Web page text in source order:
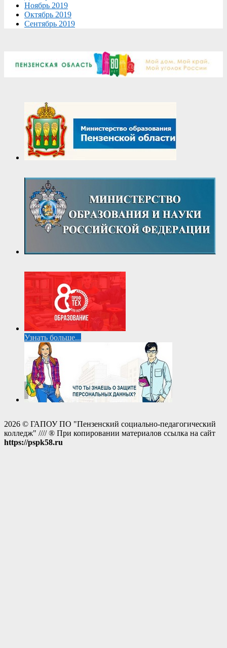
Ноябрь 2019
Октябрь 2019
Сентябрь 2019
Узнать больше...
2026 © ГАПОУ ПО "Пензенский социально-педагогический
колледж" //// ® При копировании материалов ссылка на сайт
https://pspk58.ru